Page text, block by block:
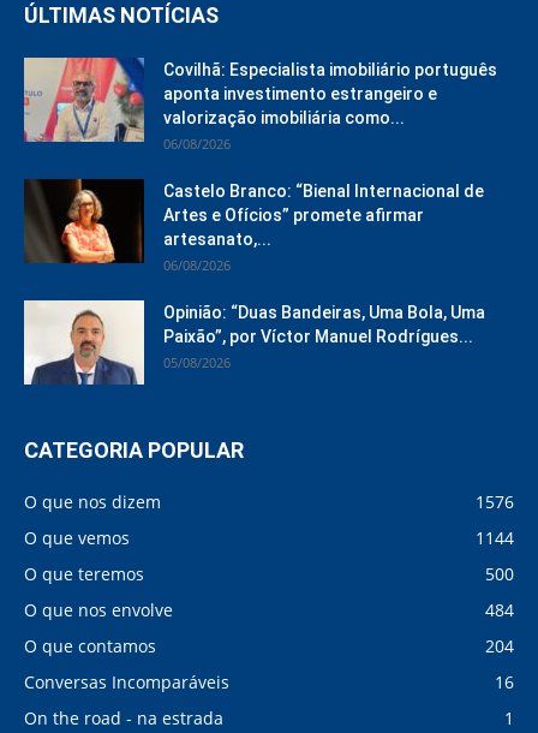
ÚLTIMAS NOTÍCIAS
Covilhã: Especialista imobiliário português
aponta investimento estrangeiro e
valorização imobiliária como...
06/08/2026
Castelo Branco: “Bienal Internacional de
Artes e Ofícios” promete afirmar
artesanato,...
06/08/2026
Opinião: “Duas Bandeiras, Uma Bola, Uma
Paixão”, por Víctor Manuel Rodrígues...
05/08/2026
CATEGORIA POPULAR
O que nos dizem
1576
O que vemos
1144
O que teremos
500
O que nos envolve
484
O que contamos
204
Conversas Incomparáveis
16
On the road - na estrada
1